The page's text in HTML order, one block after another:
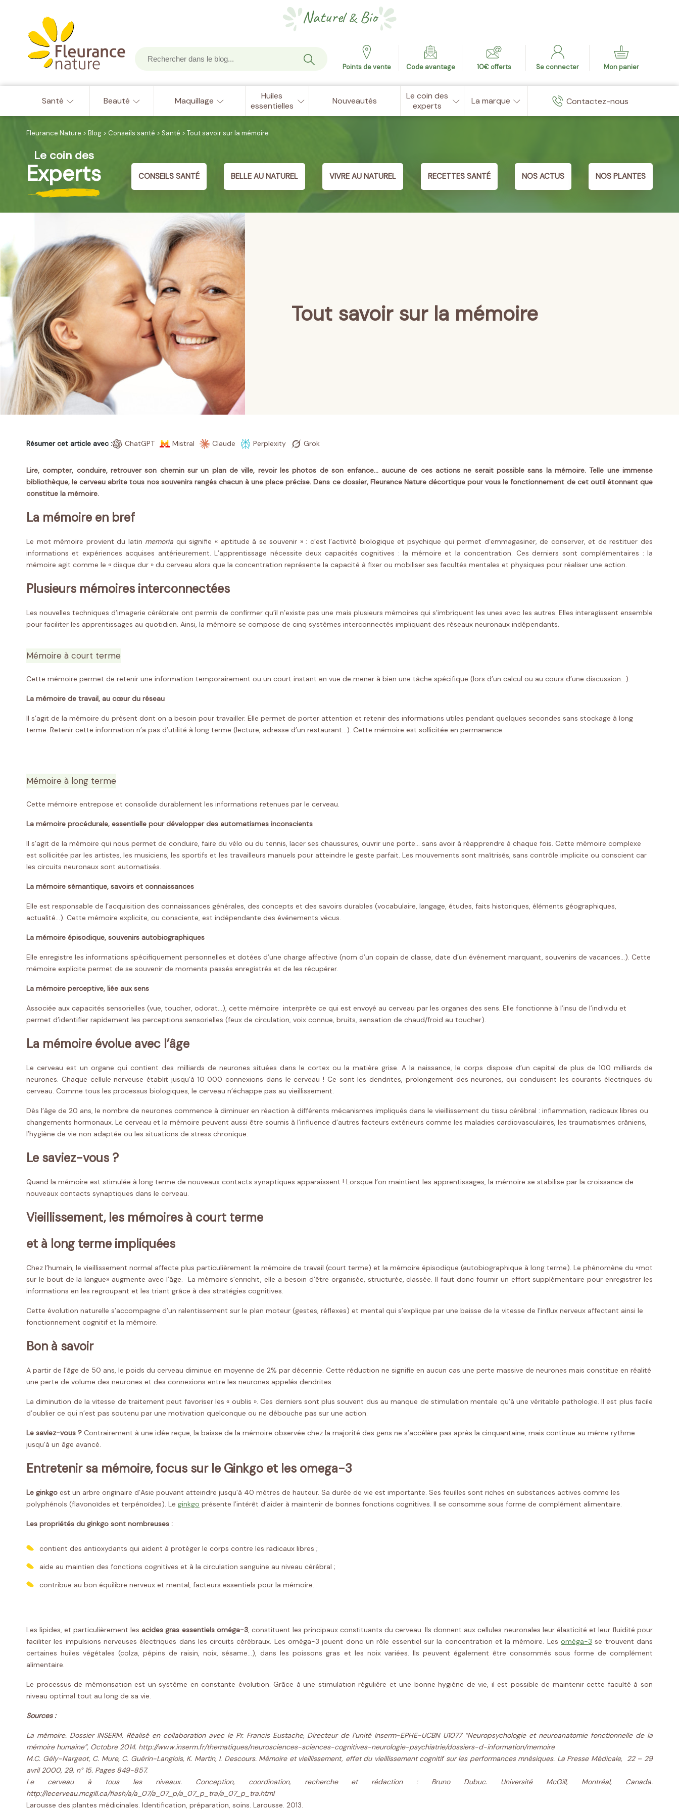
Naturel&Bio
Points de vente Code avantage 10€ offerts Se connecter Mon panier
Santé Beauté Maquillage
Huiles
essentielles
Nouveautés
Le coin des
experts
La marque Contactez-nous
Fleurance Nature > Blog > Conseils santé > Santé > Tout savoir sur la mémoire
Le coin des
Experts CONSEILS SANTÉ BELLE AU NATUREL VIVRE AU NATUREL RECETTES SANTÉ NOS ACTUS NOS PLANTES
Tout savoir sur la mémoire
Résumer cet article avec : ChatGPT Mistral Claude Perplexity Grok
Lire, compter, conduire, retrouver son chemin sur un plan de ville, revoir les photos de son enfance… aucune de ces actions ne serait possible sans la mémoire. Telle une immense
bibliothèque, le cerveau abrite tous nos souvenirs rangés chacun à une place précise. Dans ce dossier, Fleurance Nature décortique pour vous le fonctionnement de cet outil étonnant que
constitue la mémoire.
La mémoire en bref
Le mot mémoire provient du latin memoria qui signifie « aptitude à se souvenir » : c’est l’activité biologique et psychique qui permet d’emmagasiner, de conserver, et de restituer des
informations et expériences acquises antérieurement. L’apprentissage nécessite deux capacités cognitives : la mémoire et la concentration. Ces derniers sont complémentaires : la
mémoire agit comme le « disque dur » du cerveau alors que la concentration représente la capacité à fixer ou mobiliser ses facultés mentales et physiques pour réaliser une action.
Plusieurs mémoires interconnectées
Les nouvelles techniques d’imagerie cérébrale ont permis de confirmer qu’il n’existe pas une mais plusieurs mémoires qui s’imbriquent les unes avec les autres. Elles interagissent ensemble
pour faciliter les apprentissages au quotidien. Ainsi, la mémoire se compose de cinq systèmes interconnectés impliquant des réseaux neuronaux indépendants.
Mémoire à court terme
Cette mémoire permet de retenir une information temporairement ou un court instant en vue de mener à bien une tâche spécifique (lors d’un calcul ou au cours d’une discussion…).
La mémoire de travail, au cœur du réseau
Il s’agit de la mémoire du présent dont on a besoin pour travailler. Elle permet de porter attention et retenir des informations utiles pendant quelques secondes sans stockage à long
terme. Retenir cette information n’a pas d’utilité à long terme (lecture, adresse d’un restaurant…). Cette mémoire est sollicitée en permanence.
Mémoire à long terme
Cette mémoire entrepose et consolide durablement les informations retenues par le cerveau.
La mémoire procédurale, essentielle pour développer des automatismes inconscients
Il s’agit de la mémoire qui nous permet de conduire, faire du vélo ou du tennis, lacer ses chaussures, ouvrir une porte… sans avoir à réapprendre à chaque fois. Cette mémoire complexe
est sollicitée par les artistes, les musiciens, les sportifs et les travailleurs manuels pour atteindre le geste parfait. Les mouvements sont maîtrisés, sans contrôle implicite ou conscient car
les circuits neuronaux sont automatisés.
La mémoire sémantique, savoirs et connaissances
Elle est responsable de l’acquisition des connaissances générales, des concepts et des savoirs durables (vocabulaire, langage, études, faits historiques, éléments géographiques,
actualité…). Cette mémoire explicite, ou consciente, est indépendante des événements vécus.
La mémoire épisodique, souvenirs autobiographiques
Elle enregistre les informations spécifiquement personnelles et dotées d’une charge affective (nom d’un copain de classe, date d’un événement marquant, souvenirs de vacances…). Cette
mémoire explicite permet de se souvenir de moments passés enregistrés et de les récupérer.
La mémoire perceptive, liée aux sens
Associée aux capacités sensorielles (vue, toucher, odorat…), cette mémoire interprète ce qui est envoyé au cerveau par les organes des sens. Elle fonctionne à l’insu de l’individu et
permet d’identifier rapidement les perceptions sensorielles (feux de circulation, voix connue, bruits, sensation de chaud/froid au toucher).
La mémoire évolue avec l’âge
Le cerveau est un organe qui contient des milliards de neurones situées dans le cortex ou la matière grise. A la naissance, le corps dispose d’un capital de plus de 100 milliards de
neurones. Chaque cellule nerveuse établit jusqu’à 10 000 connexions dans le cerveau ! Ce sont les dendrites, prolongement des neurones, qui conduisent les courants électriques du
cerveau. Comme tous les processus biologiques, le cerveau n’échappe pas au vieillissement.
Dès l’âge de 20 ans, le nombre de neurones commence à diminuer en réaction à différents mécanismes impliqués dans le vieillissement du tissu cérébral : inflammation, radicaux libres ou
changements hormonaux. Le cerveau et la mémoire peuvent aussi être soumis à l’influence d’autres facteurs extérieurs comme les maladies cardiovasculaires, les traumatismes crâniens,
l’hygiène de vie non adaptée ou les situations de stress chronique.
Le saviez-vous ?
Quand la mémoire est stimulée à long terme de nouveaux contacts synaptiques apparaissent ! Lorsque l’on maintient les apprentissages, la mémoire se stabilise par la croissance de
nouveaux contacts synaptiques dans le cerveau.
Vieillissement, les mémoires à court terme
et à long terme impliquées
Chez l’humain, le vieillissement normal affecte plus particulièrement la mémoire de travail (court terme) et la mémoire épisodique (autobiographique à long terme). Le phénomène du «mot
sur le bout de la langue» augmente avec l’âge.
La mémoire s’enrichit, elle a besoin d’être organisée, structurée, classée. Il faut donc fournir un effort supplémentaire pour enregistrer les
informations en les regroupant et les triant grâce à des stratégies cognitives.
Cette évolution naturelle s’accompagne d’un ralentissement sur le plan moteur (gestes, réflexes) et mental qui s’explique par une baisse de la vitesse de l’influx nerveux affectant ainsi le
fonctionnement cognitif et la mémoire.
Bon à savoir
A partir de l’âge de 50 ans, le poids du cerveau diminue en moyenne de 2% par décennie. Cette réduction ne signifie en aucun cas une perte massive de neurones mais constitue en réalité
une perte de volume des neurones et des connexions entre les neurones appelés dendrites.
La diminution de la vitesse de traitement peut favoriser les « oublis ». Ces derniers sont plus souvent dus au manque de stimulation mentale qu’à une véritable pathologie. Il est plus facile
d’oublier ce qui n’est pas soutenu par une motivation quelconque ou ne débouche pas sur une action.
Le saviez-vous ? Contrairement à une idée reçue, la baisse de la mémoire observée chez la majorité des gens ne s’accélère pas après la cinquantaine, mais continue au même rythme
jusqu’à un âge avancé.
Entretenir sa mémoire, focus sur le Ginkgo et les omega-3
Le ginkgo est un arbre originaire d’Asie pouvant atteindre jusqu’à 40 mètres de hauteur. Sa durée de vie est importante. Ses feuilles sont riches en substances actives comme les
polyphénols (flavonoïdes et terpénoïdes). Le ginkgo présente l’intérêt d’aider à maintenir de bonnes fonctions cognitives. Il se consomme sous forme de complément alimentaire.
Les propriétés du ginkgo sont nombreuses :
contient des antioxydants qui aident à protéger le corps contre les radicaux libres ;
aide au maintien des fonctions cognitives et à la circulation sanguine au niveau cérébral ;
contribue au bon équilibre nerveux et mental, facteurs essentiels pour la mémoire.
Les lipides, et particulièrement lesacides gras essentiels oméga-3, constituent les principaux constituants du cerveau. Ils donnent aux cellules neuronales leur élasticité et leur fluidité pour
faciliter les impulsions nerveuses électriques dans les circuits cérébraux. Les oméga-3 jouent donc un rôle essentiel sur la concentration et la mémoire. Lesoméga-3 se trouvent dans
certaines huiles végétales (colza, pépins de raisin, noix, sésame…), dans les poissons gras et les noix variées. Ils peuvent également être consommés sous forme de complément
alimentaire.
Le processus de mémorisation est un système en constante évolution. Grâce à une stimulation régulière et une bonne hygiène de vie, il est possible de maintenir cette faculté à son
niveau optimal tout au long de sa vie.
Sources:
La mémoire. Dossier INSERM. Réalisé en collaboration avec le Pr. Francis Eustache, Directeur de l’unité Inserm-EPHE-UCBN U1077 “Neuropsychologie et neuroanatomie fonctionnelle de la
mémoire humaine”, Octobre 2014. http://www.inserm.fr/thematiques/neurosciences-sciences-cognitives-neurologie-psychiatrie/dossiers-d-information/memoire
M.C. Gély-Nargeot, C. Mure, C. Guérin-Langlois, K. Martin, I. Descours. Mémoire et vieillissement, effet du vieillissement cognitif sur les performances mnésiques. La Presse Médicale, 22 – 29
avril 2000, 29, n° 15. Pages 849-857.
Le cerveau à tous les niveaux. Conception, coordination, recherche et rédaction :
Bruno Dubuc. Université McGill, Montréal, Canada.
http://lecerveau.mcgill.ca/flash/a/a_07/a_07_p/a_07_p_tra/a_07_p_tra.html
Larousse des plantes médicinales. Identification, préparation, soins. Larousse. 2013.